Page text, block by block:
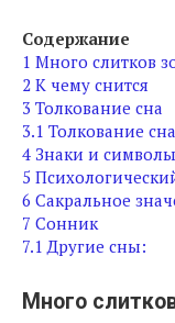
Содержание
1 Много слитков
2 К чему снится
3 Толкование сна
3.1 Толкование
4 Знаки и символы
5
6 Сакральное
7 Сонник
7.1 Другие сны:
Много